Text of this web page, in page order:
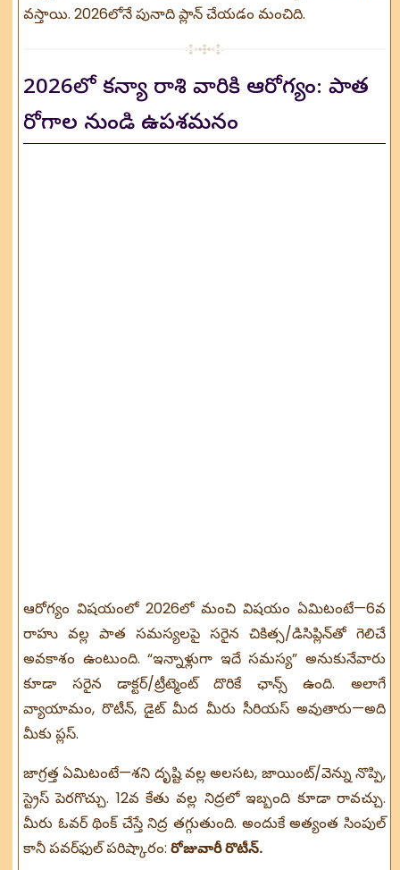
వస్తాయి. 2026లోనే పునాది ప్లాన్ చేయడం మంచిది.
2026లో కన్యా రాశి వారికి ఆరోగ్యం: పాత
రోగాల నుండి ఉపశమనం
ఆరోగ్యం విషయంలో 2026లో మంచి విషయం ఏమిటంటే—6వ
రాహు వల్ల పాత సమస్యలపై సరైన చికిత్స/డిసిప్లిన్‌తో గెలిచే
అవకాశం ఉంటుంది. “ఇన్నాళ్లుగా ఇదే సమస్య” అనుకునేవారు
కూడా సరైన డాక్టర్/ట్రీట్మెంట్ దొరికే ఛాన్స్ ఉంది. అలాగే
వ్యాయామం, రొటీన్, డైట్ మీద మీరు సీరియస్ అవుతారు—అది
మీకు ప్లస్.
జాగ్రత్త ఏమిటంటే—శని దృష్టి వల్ల అలసట, జాయింట్/వెన్ను నొప్పి,
స్ట్రెస్ పెరగొచ్చు. 12వ కేతు వల్ల నిద్రలో ఇబ్బంది కూడా రావచ్చు.
మీరు ఓవర్ థింక్ చేస్తే నిద్ర తగ్గుతుంది. అందుకే అత్యంత సింపుల్
కానీ పవర్‌ఫుల్ పరిష్కారం:రోజువారీ రొటీన్.